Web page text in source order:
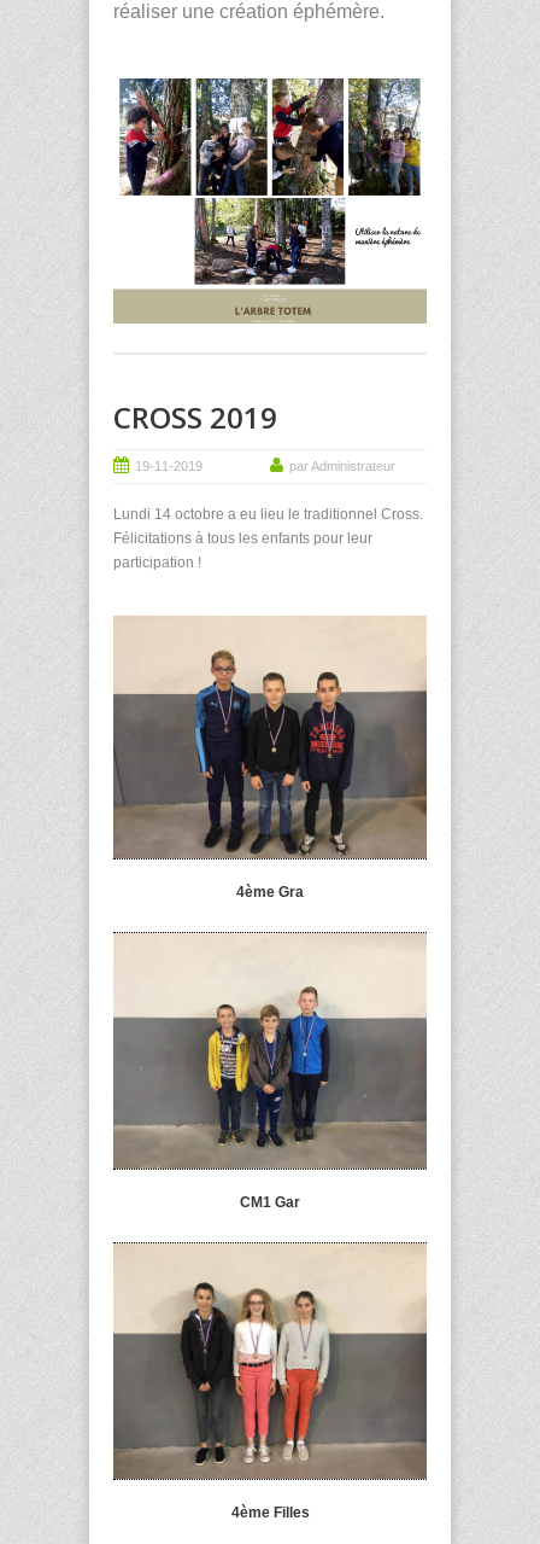
réaliser une création éphémère.
CROSS 2019
19-11-2019 par Administrateur
Lundi 14 octobre a eu lieu le traditionnel Cross.
Félicitations à tous les enfants pour leur
participation !
4ème Gra
CM1 Gar
4ème Filles